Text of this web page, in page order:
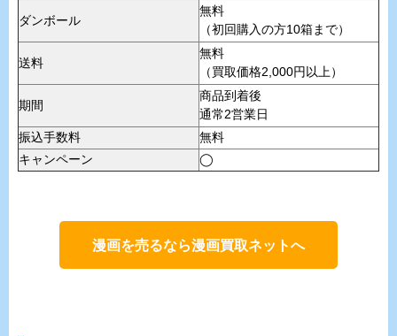
ダンボール
無料
（初回購入の方10箱まで）
送料
無料
（買取価格2,000円以上）
期間
商品到着後
通常2営業日
振込手数料
無料
キャンペーン
◯
漫画を売るなら漫画買取ネットへ